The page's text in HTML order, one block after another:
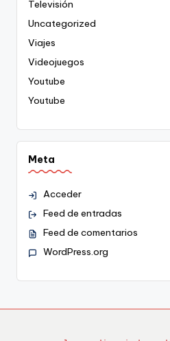
Televisión
Uncategorized
Viajes
Videojuegos
Youtube
Youtube
Meta
Acceder
Feed de entradas
Feed de comentarios
WordPress.org